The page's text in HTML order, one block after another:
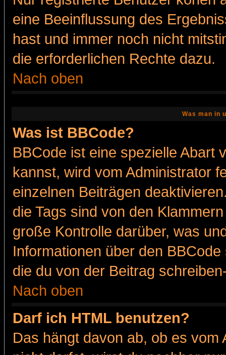
eine Beeinflussung des
hast und immer noch nicht
die erforderlichen Rechte dazu.
Nach oben
Was man in
Was ist BBCode?
BBCode ist eine spezielle Abart
kannst, wird vom Administrator
einzelnen Beiträgen
die Tags sind von den
große Kontrolle darüber, was
Informationen über den
die du von der Beitrag
Nach oben
Darf ich HTML benutzen?
Das hängt davon ab, ob es